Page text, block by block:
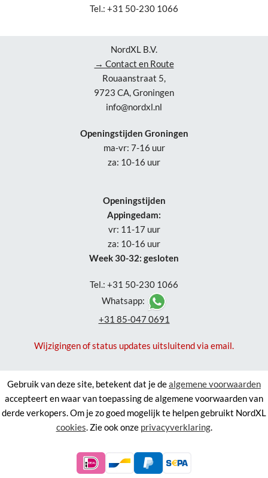
Tel.: +31 50-230 1066
NordXL B.V.
→ Contact en Route
Rouaanstraat 5,
9723 CA, Groningen
info@nordxl.nl
Openingstijden Groningen
ma-vr: 7-16 uur
za: 10-16 uur
Openingstijden
Appingedam:
vr: 11-17 uur
za: 10-16 uur
Week 30-32: gesloten
Tel.: +31 50-230 1066
Whatsapp:
+31 85-047 0691
Wijzigingen of status updates uitsluitend via email.
Gebruik van deze site, betekent dat je dealgemene voorwaarden
accepteert en waar van toepassing de algemene voorwaarden van
derde verkopers. Om je zo goed mogelijk te helpen gebruikt NordXL
cookies . Zie ook onze privacyverklaring.